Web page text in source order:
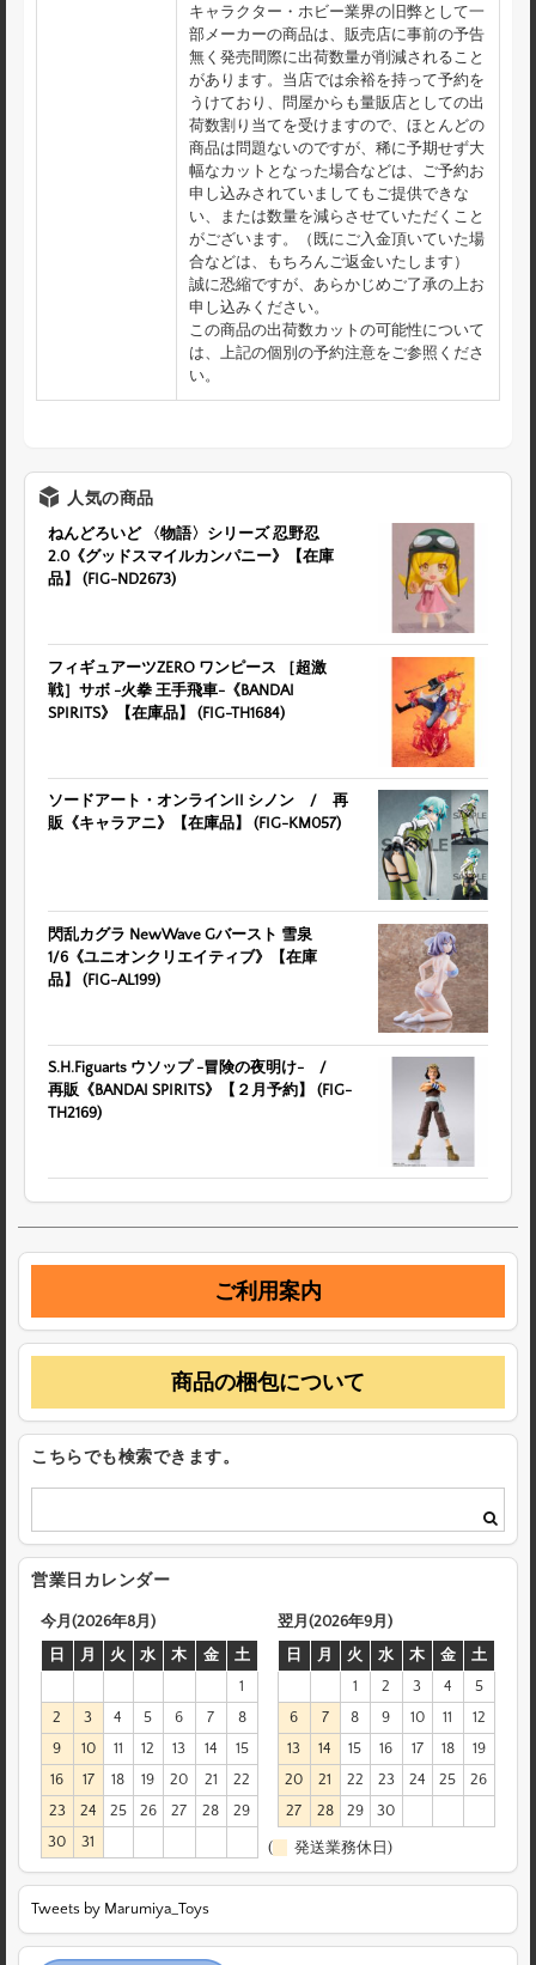
キャラクター・ホビー業界の旧弊として一
部メーカーの商品は、販売店に事前の予告
無く発売間際に出荷数量が削減されること
があります。当店では余裕を持って予約を
うけており、問屋からも量販店としての出
荷数割り当てを受けますので、ほとんどの
商品は問題ないのですが、稀に予期せず大
幅なカットとなった場合などは、ご予約お
申し込みされていましてもご提供できな
い、または数量を減らさせていただくこと
がございます。（既にご入金頂いていた場
合などは、もちろんご返金いたします）
誠に恐縮ですが、あらかじめご了承の上お
申し込みください。
この商品の出荷数カットの可能性について
は、上記の個別の予約注意をご参照くださ
い。
人気の商品
ねんどろいど 〈物語〉シリーズ 忍野忍
2.0《グッドスマイルカンパニー》【在庫
品】 (FIG-ND2673)
フィギュアーツZERO ワンピース ［超激
戦］サボ -火拳 王手飛車-《BANDAI
SPIRITS》【在庫品】 (FIG-TH1684)
ソードアート・オンラインII シノン / 再
販《キャラアニ》【在庫品】 (FIG-KM057)
閃乱カグラ NewWave Gバースト 雪泉
1/6《ユニオンクリエイティブ》【在庫
品】 (FIG-AL199)
S.H.Figuarts ウソップ -冒険の夜明け- /
再販《BANDAI SPIRITS》【２月予約】 (FIG-
TH2169)
ご利用案内
商品の梱包について
こちらでも検索できます。
営業日カレンダー
今月(2026年8月)
日
月 火 水 木 金
土
1
2
3 4 5 6 7
8
9
10 11 12 13 14
15
16
17 18 19 20 21
22
23
24 25 26 27 28
29
30
31
翌月(2026年9月)
日
月 火 水 木 金
土
1
2 3 4
5
6
7 8 9 10 11
12
13
14 15 16 17 18
19
20
21 22 23 24 25
26
27
28 29 30
( 発送業務休日)
Tweets by Marumiya_Toys